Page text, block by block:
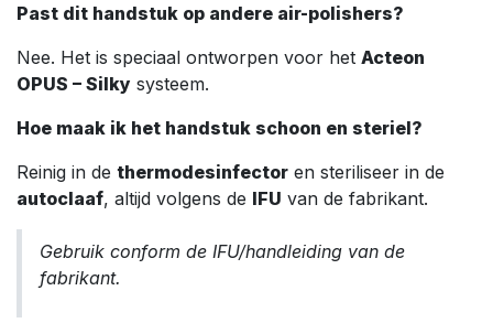
Past dit handstuk op andere air-polishers?
Nee. Het is speciaal ontworpen voor het Acteon
OPUS – Silky systeem.
Hoe maak ik het handstuk schoon en steriel?
Reinig in de thermodesinfector en steriliseer in de
autoclaaf, altijd volgens de IFU van de fabrikant.
Gebruik conform de IFU/handleiding van de
fabrikant.